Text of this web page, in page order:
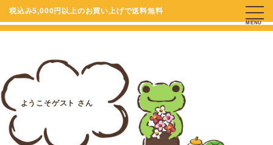
税込み5,000円以上のお買い上げで送料無料
ようこそゲスト さん
MENU